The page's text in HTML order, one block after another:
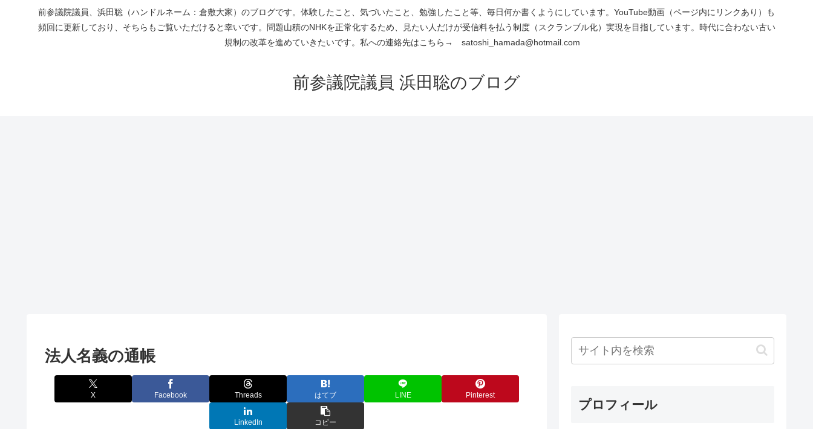
前参議院議員、浜田聡（ハンドルネーム：倉敷大家）のブログです。体験したこと、気づいたこと、勉強したこと等、毎日何か書くようにしています。YouTube動画（ページ内にリンクあり）も
頻回に更新しており、そちらもご覧いただけると幸いです。問題山積のNHKを正常化するため、見たい人だけが受信料を払う制度（スクランブル化）実現を目指しています。時代に合わない古い
規制の改革を進めていきたいです。私への連絡先はこちら→ satoshi_hamada@hotmail.com
前参議院議員 浜田聡のブログ
法人名義の通帳
X Facebook Threads はてブ LINE Pinterest
LinkedIn コピー
プロフィール